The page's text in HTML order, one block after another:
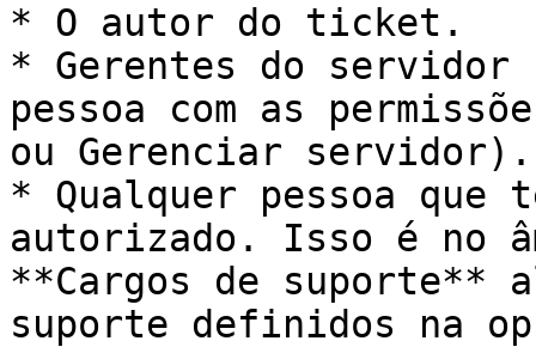
* O autor do ticket.
* Gerentes do
pessoa com as
ou Gerenciar servidor).
* Qualquer pessoa que
autorizado. Isso é no
**Cargos de suporte**
suporte definidos na